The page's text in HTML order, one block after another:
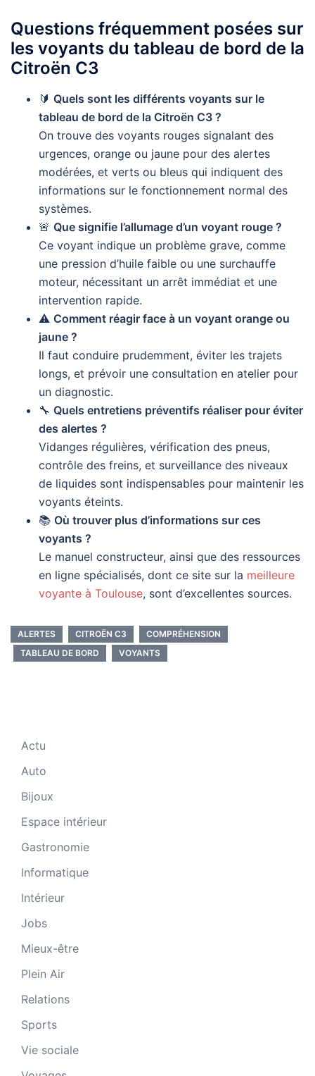
Questions fréquemment posées sur
les voyants du tableau de bord de la
Citroën C3
🔰 Quels sont les différents voyants sur le
tableau de bord de la Citroën C3 ?
On trouve des voyants rouges signalant des
urgences, orange ou jaune pour des alertes
modérées, et verts ou bleus qui indiquent des
informations sur le fonctionnement normal des
systèmes.
🚨 Que signifie l’allumage d’un voyant rouge ?
Ce voyant indique un problème grave, comme
une pression d’huile faible ou une surchauffe
moteur, nécessitant un arrêt immédiat et une
intervention rapide.
⚠️ Comment réagir face à un voyant orange ou
jaune ?
Il faut conduire prudemment, éviter les trajets
longs, et prévoir une consultation en atelier pour
un diagnostic.
🔧 Quels entretiens préventifs réaliser pour éviter
des alertes ?
Vidanges régulières, vérification des pneus,
contrôle des freins, et surveillance des niveaux
de liquides sont indispensables pour maintenir les
voyants éteints.
📚 Où trouver plus d’informations sur ces
voyants ?
Le manuel constructeur, ainsi que des ressources
en ligne spécialisés, dont ce site sur la meilleure
voyante à Toulouse, sont d’excellentes sources.
ALERTES CITROËN C3
COMPRÉHENSION
TABLEAU DE BORD
VOYANTS
Actu
Auto
Bijoux
Espace intérieur
Gastronomie
Informatique
Intérieur
Jobs
Mieux-être
Plein Air
Relations
Sports
Vie sociale